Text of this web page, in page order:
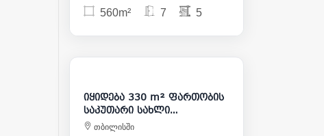
560m² 7 5
620 000
იყიდება 330 m² ფართობის
საკუთარი სახლი
საბურთალოზე
თბილისში